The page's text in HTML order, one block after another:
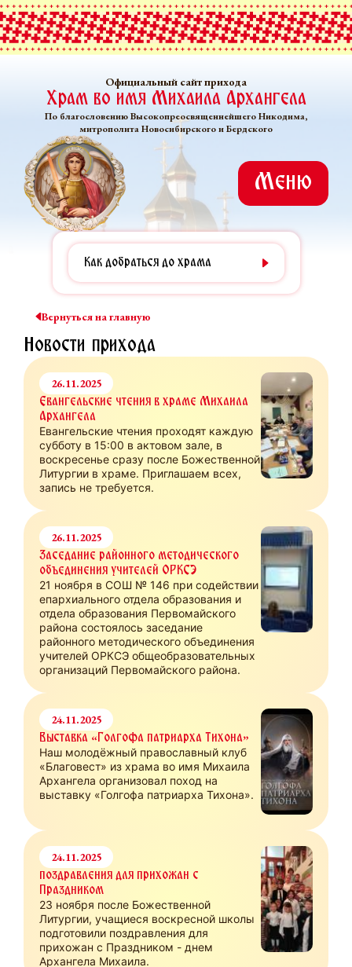
Официальный сайт прихода
Храм во имя Михаила Архангела
По благословению Высокопреосвященнейшего Никодима,
митрополита Новосибирского и Бердского
Меню
Как добраться до храма
Вернуться на главную
Новости прихода
26.11.2025
Евангельские чтения в храме Михаила
Архангела
Евангельские чтения проходят каждую
субботу в 15:00 в актовом зале, в
воскресенье сразу после Божественной
Литургии в храме. Приглашаем всех,
запись не требуется.
26.11.2025
Заседание районного методического
объединения учителей ОРКСЭ
21 ноября в СОШ № 146 при содействии
епархиального отдела образования и
отдела образования Первомайского
района состоялось заседание
районного методического объединения
учителей ОРКСЭ общеобразовательных
организаций Первомайского района.
24.11.2025
Выставка «Голгофа патриарха Тихона»
Наш молодëжный православный клуб
«Благовест» из храма во имя Михаила
Архангела организовал поход на
выставку «Голгофа патриарха Тихона».
24.11.2025
поздравления для прихожан с
Праздником
23 ноября после Божественной
Литургии, учащиеся воскресной школы
подготовили поздравления для
прихожан с Праздником - днем
Архангела Михаила.